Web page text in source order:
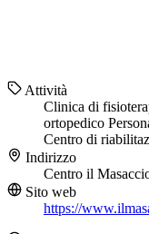
Attività
Clinica di
ortopedico
Centro di
Indirizzo
Centro il
Sito web
https://